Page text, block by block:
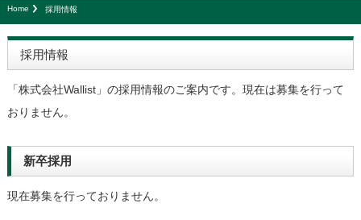
Home 採用情報
採用情報
「株式会社Wallist」の採用情報のご案内です。現在は募集を行って
おりません。
新卒採用
現在募集を行っておりません。